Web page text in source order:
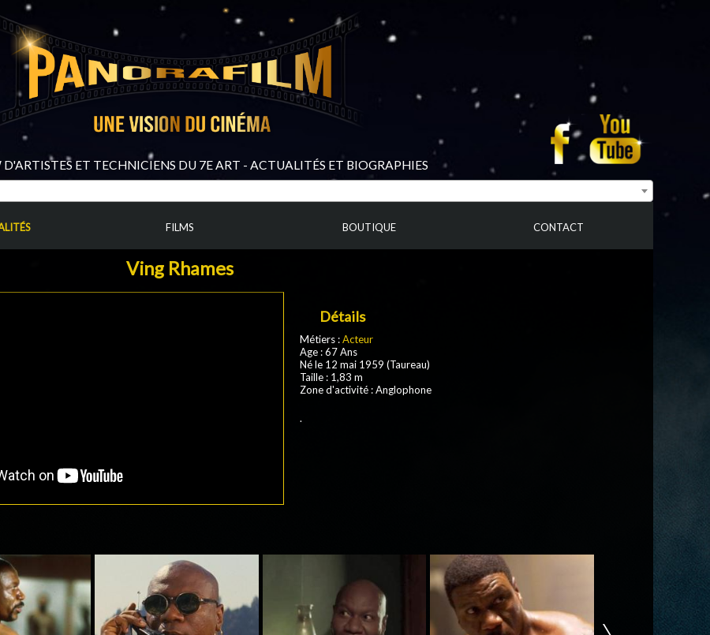
ET TECHNICIENS DU 7E ART - ACTUALITÉS ET BIOGRAPHIES
FILMS BOUTIQUE CONTACT
Ving Rhames
Détails
Métiers :Acteur
Age : 67 Ans
Né le 12 mai 1959 (Taureau)
Taille : 1,83 m
Zone d'activité : Anglophone
.